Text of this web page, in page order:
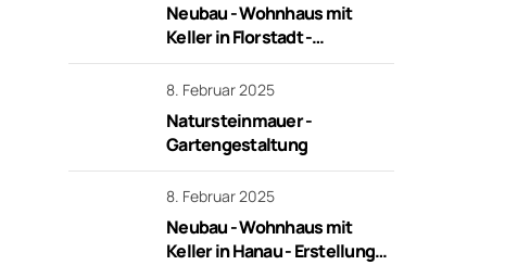
Neubau - Wohnhaus mit
Keller in Florstadt -
Erstellung des Rohbaus
8. Februar 2025
Natursteinmauer -
Gartengestaltung
8. Februar 2025
Neubau - Wohnhaus mit
Keller in Hanau - Erstellung